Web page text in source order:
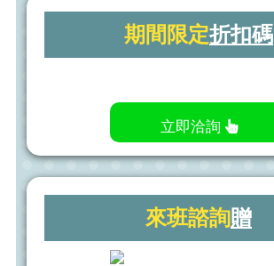
期間限定折扣碼
立即洽詢
來班諮詢贈